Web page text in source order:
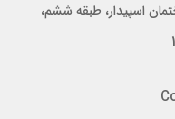
زاده)، پلاک ۳۵۰، ساختمان اسپیدار، طبقه ششم،